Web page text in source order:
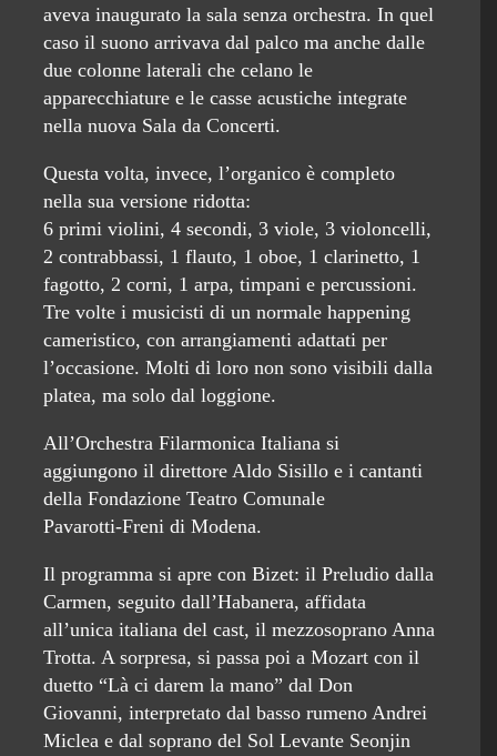
aveva inaugurato la sala senza orchestra. In quel
caso il suono arrivava dal palco ma anche dalle
due colonne laterali che celano le
apparecchiature e le casse acustiche integrate
nella nuova Sala da Concerti.
Questa volta, invece, l’organico è completo
nella sua versione ridotta:
6 primi violini, 4 secondi, 3 viole, 3 violoncelli,
2 contrabbassi, 1 flauto, 1 oboe, 1 clarinetto, 1
fagotto, 2 corni, 1 arpa, timpani e percussioni.
Tre volte i musicisti di un normale happening
cameristico, con arrangiamenti adattati per
l’occasione. Molti di loro non sono visibili dalla
platea, ma solo dal loggione.
All’Orchestra Filarmonica Italiana si
aggiungono il direttore Aldo Sisillo e i cantanti
della Fondazione Teatro Comunale
Pavarotti‑Freni di Modena.
Il programma si apre con Bizet: il Preludio dalla
Carmen, seguito dall’Habanera, affidata
all’unica italiana del cast, il mezzosoprano Anna
Trotta. A sorpresa, si passa poi a Mozart con il
duetto “Là ci darem la mano” dal Don
Giovanni, interpretato dal basso rumeno Andrei
Miclea e dal soprano del Sol Levante Seonjin